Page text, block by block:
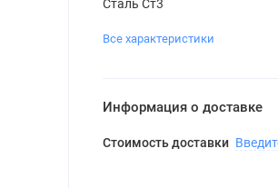
Сталь Ст3
Все характеристики
Информация о доставке
Стоимость доставки